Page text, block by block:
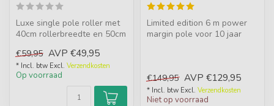
Luxe single pole roller met
40cm rollerbreedte en 50cm
€59,95 AVP €49,95
* Incl. btw Excl. Verzendkosten
Op voorraad
Limited edition 6 m power
margin pole voor 10 jaar
€149,95 AVP €129,95
* Incl. btw Excl. Verzendkosten
Niet op voorraad